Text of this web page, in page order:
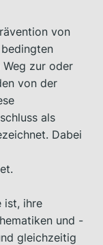
von
zur oder
von der
als
Dabei
ist, ihre
und -
gleichzeitig